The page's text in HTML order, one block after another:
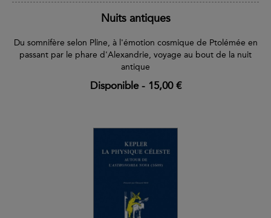
Nuits antiques
Du somnifère selon Pline, à l'émotion cosmique de Ptolémée en
passant par le phare d'Alexandrie, voyage au bout de la nuit
antique
Disponible- 15,00 €